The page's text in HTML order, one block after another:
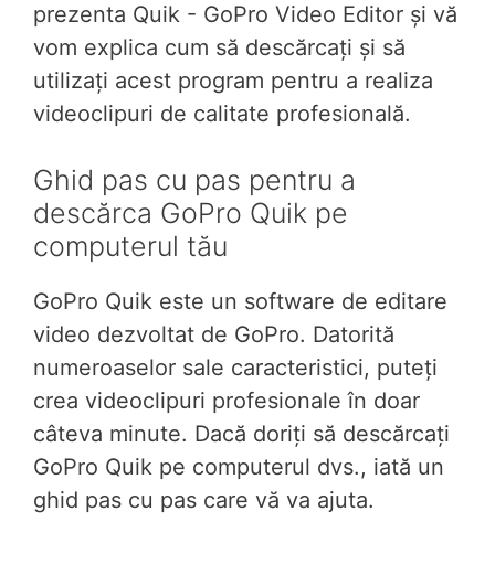
prezenta Quik - GoPro Video Editor și vă
vom explica cum să descărcați și să
utilizați acest program pentru a realiza
videoclipuri de calitate profesională.
Ghid pas cu pas pentru a
descărca GoPro Quik pe
computerul tău
GoPro Quik este un software de editare
video dezvoltat de GoPro. Datorită
numeroaselor sale caracteristici, puteți
crea videoclipuri profesionale în doar
câteva minute. Dacă doriți să descărcați
GoPro Quik pe computerul dvs., iată un
ghid pas cu pas care vă va ajuta.